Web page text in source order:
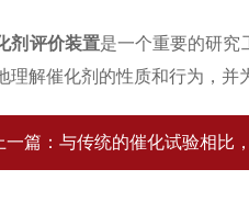
剂评价装置是一个重要的研究
理解催化剂的性质和行为，并
一篇： 与传统的催化试验相比，高通量催化